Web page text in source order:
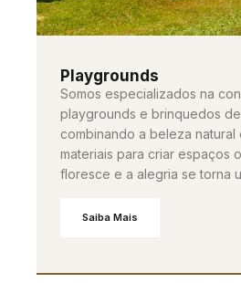
Playgrounds
Somos especializados na
playgrounds e brinquedos de
combinando a beleza
materiais para criar espaços
floresce e a alegria se torna
Saiba Mais